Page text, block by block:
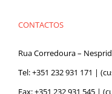
CONTACTOS
Rua Corredoura –
Tel:+351 232 931 171 |
Fax: +351 232 931 545 |